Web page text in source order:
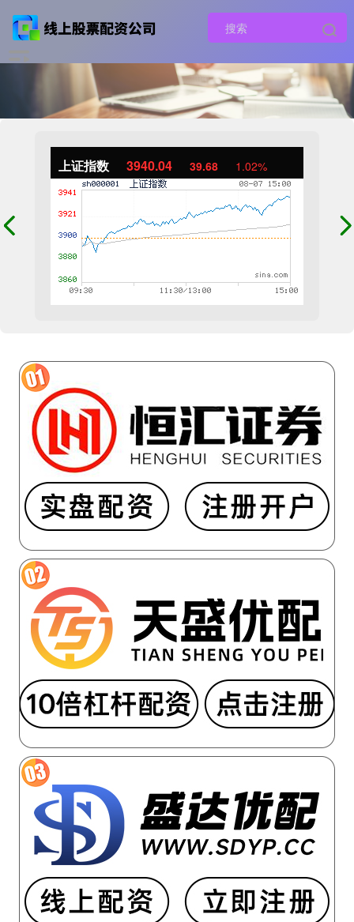
上证指数 3940.04 39.68 1.02%